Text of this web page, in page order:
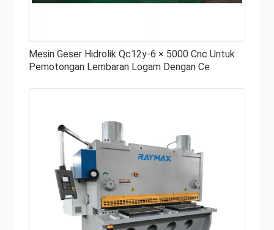
Mesin Geser Hidrolik Qc12y-6 × 5000 Cnc Untuk
Pemotongan Lembaran Logam Dengan Ce